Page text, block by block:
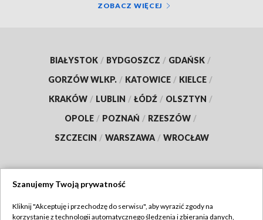
ZOBACZ WIĘCEJ
BIAŁYSTOK / BYDGOSZCZ / GDAŃSK /
GORZÓW WLKP. / KATOWICE / KIELCE /
KRAKÓW / LUBLIN / ŁÓDŹ / OLSZTYN /
OPOLE / POZNAŃ / RZESZÓW /
SZCZECIN / WARSZAWA / WROCŁAW
Szanujemy Twoją prywatność
Kliknij "Akceptuję i przechodzę do serwisu", aby wyrazić zgody na
korzystanie z technologii automatycznego śledzenia i zbierania danych,